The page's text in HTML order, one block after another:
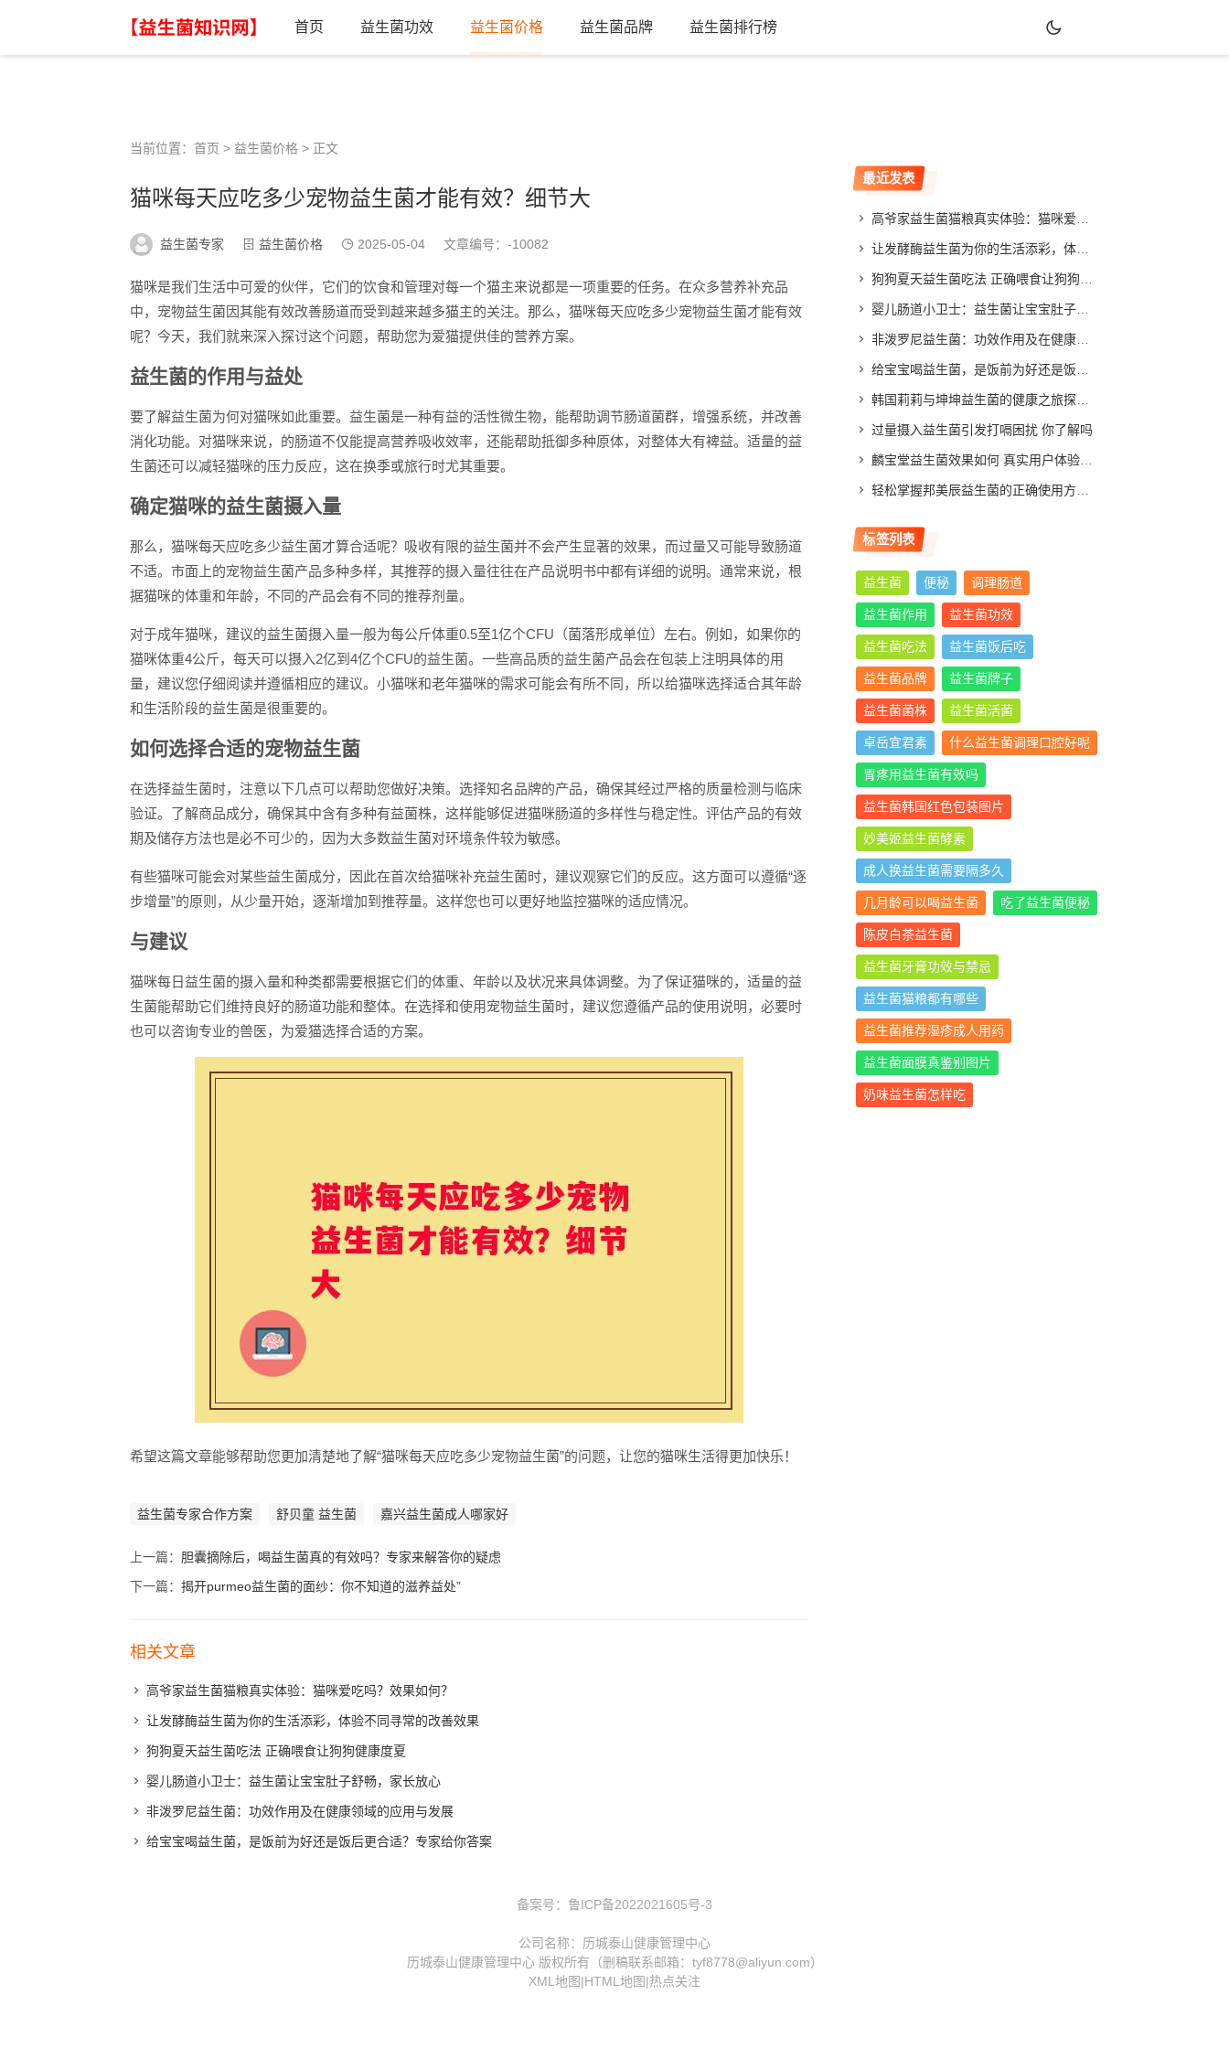
首页 益生菌功效 益生菌价格 益生菌品牌 益生菌排行榜
当前位置： 首页 > 益生菌价格 > 正文
猫咪每天应吃多少宠物益生菌才能有效？细节大
益生菌专家 益生菌价格 2025-05-04 文章编号： -10082
猫咪是我们生活中可爱的伙伴，它们的饮食和管理对每一个猫主来说都是一项重要的任务。在众多营养补充品
中，宠物益生菌因其能有效改善肠道而受到越来越多猫主的关注。那么，猫咪每天应吃多少宠物益生菌才能有效
呢？今天，我们就来深入探讨这个问题，帮助您为爱猫提供佳的营养方案。
益生菌的作用与益处
要了解益生菌为何对猫咪如此重要。益生菌是一种有益的活性微生物，能帮助调节肠道菌群，增强系统，并改善
消化功能。对猫咪来说，的肠道不仅能提高营养吸收效率，还能帮助抵御多种原体，对整体大有裨益。适量的益
生菌还可以减轻猫咪的压力反应，这在换季或旅行时尤其重要。
确定猫咪的益生菌摄入量
那么，猫咪每天应吃多少益生菌才算合适呢？吸收有限的益生菌并不会产生显著的效果，而过量又可能导致肠道
不适。市面上的宠物益生菌产品多种多样，其推荐的摄入量往往在产品说明书中都有详细的说明。通常来说，根
据猫咪的体重和年龄，不同的产品会有不同的推荐剂量。
对于成年猫咪，建议的益生菌摄入量一般为每公斤体重0.5至1亿个CFU（菌落形成单位）左右。例如，如果你的
猫咪体重4公斤，每天可以摄入2亿到4亿个CFU的益生菌。一些高品质的益生菌产品会在包装上注明具体的用
量，建议您仔细阅读并遵循相应的建议。小猫咪和老年猫咪的需求可能会有所不同，所以给猫咪选择适合其年龄
和生活阶段的益生菌是很重要的。
如何选择合适的宠物益生菌
在选择益生菌时，注意以下几点可以帮助您做好决策。选择知名品牌的产品，确保其经过严格的质量检测与临床
验证。了解商品成分，确保其中含有多种有益菌株，这样能够促进猫咪肠道的多样性与稳定性。评估产品的有效
期及储存方法也是必不可少的，因为大多数益生菌对环境条件较为敏感。
有些猫咪可能会对某些益生菌成分，因此在首次给猫咪补充益生菌时，建议观察它们的反应。这方面可以遵循“逐
步增量”的原则，从少量开始，逐渐增加到推荐量。这样您也可以更好地监控猫咪的适应情况。
与建议
猫咪每日益生菌的摄入量和种类都需要根据它们的体重、年龄以及状况来具体调整。为了保证猫咪的，适量的益
生菌能帮助它们维持良好的肠道功能和整体。在选择和使用宠物益生菌时，建议您遵循产品的使用说明，必要时
也可以咨询专业的兽医，为爱猫选择合适的方案。
希望这篇文章能够帮助您更加清楚地了解“猫咪每天应吃多少宠物益生菌”的问题，让您的猫咪生活得更加快乐！
益生菌专家合作方案 舒贝童 益生菌 嘉兴益生菌成人哪家好
上一篇： 胆囊摘除后，喝益生菌真的有效吗？专家来解答你的疑虑
下一篇： 揭开purmeo益生菌的面纱：你不知道的滋养益处”
相关文章
高爷家益生菌猫粮真实体验：猫咪爱吃吗？效果如何？
让发酵酶益生菌为你的生活添彩，体验不同寻常的改善效果
狗狗夏天益生菌吃法 正确喂食让狗狗健康度夏
婴儿肠道小卫士：益生菌让宝宝肚子舒畅，家长放心
非泼罗尼益生菌：功效作用及在健康领域的应用与发展
给宝宝喝益生菌，是饭前为好还是饭后更合适？专家给你答案
最近发表
高爷家益生菌猫粮真实体验：猫咪爱吃吗？效果如何？
让发酵酶益生菌为你的生活添彩，体验不同寻常的改善效果
狗狗夏天益生菌吃法 正确喂食让狗狗健康度夏
婴儿肠道小卫士：益生菌让宝宝肚子舒畅，家长放心
非泼罗尼益生菌：功效作用及在健康领域的应用与发展
给宝宝喝益生菌，是饭前为好还是饭后更合适？专家给你答案
韩国莉莉与坤坤益生菌的健康之旅探索与分享
过量摄入益生菌引发打嗝困扰 你了解吗
麟宝堂益生菌效果如何 真实用户体验分享与评测分析
轻松掌握邦美辰益生菌的正确使用方法，让你肠道更舒适
标签列表
益生菌 便秘 调理肠道
益生菌作用 益生菌功效
益生菌吃法 益生菌饭后吃
益生菌品牌 益生菌牌子
益生菌菌株 益生菌活菌
卓岳宜君素 什么益生菌调理口腔好呢
胃疼用益生菌有效吗
益生菌韩国红色包装图片
妙美姬益生菌酵素
成人换益生菌需要隔多久
几月龄可以喝益生菌 吃了益生菌便秘
陈皮白茶益生菌
益生菌牙膏功效与禁忌
益生菌猫粮都有哪些
益生菌推荐湿疹成人用药
益生菌面膜真鉴别图片
奶味益生菌怎样吃
备案号： 鲁ICP备2022021605号-3
公司名称：历城泰山健康管理中心
历城泰山健康管理中心 版权所有（删稿联系邮箱：tyf8778@aliyun.com）
XML地图|HTML地图|热点关注